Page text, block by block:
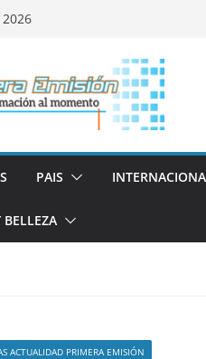
PAIS
ACTUALIDAD PRIMERA EMISIÓN